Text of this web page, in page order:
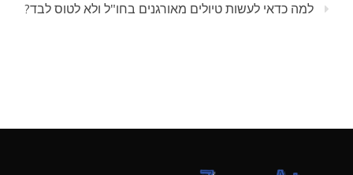
למה כדאי לעשות טיולים מאורגנים בחו"ל ולא לטוס לבד?